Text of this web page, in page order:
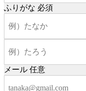
ふりがな 必須
メール 任意